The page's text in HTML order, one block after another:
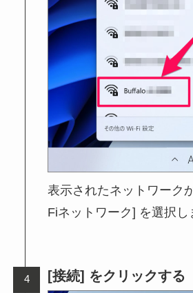
表示されたネットワーク
Fiネットワーク] を選択し
[接続] をクリックする